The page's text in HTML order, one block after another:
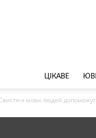
ЦІКАВЕ
мови людей